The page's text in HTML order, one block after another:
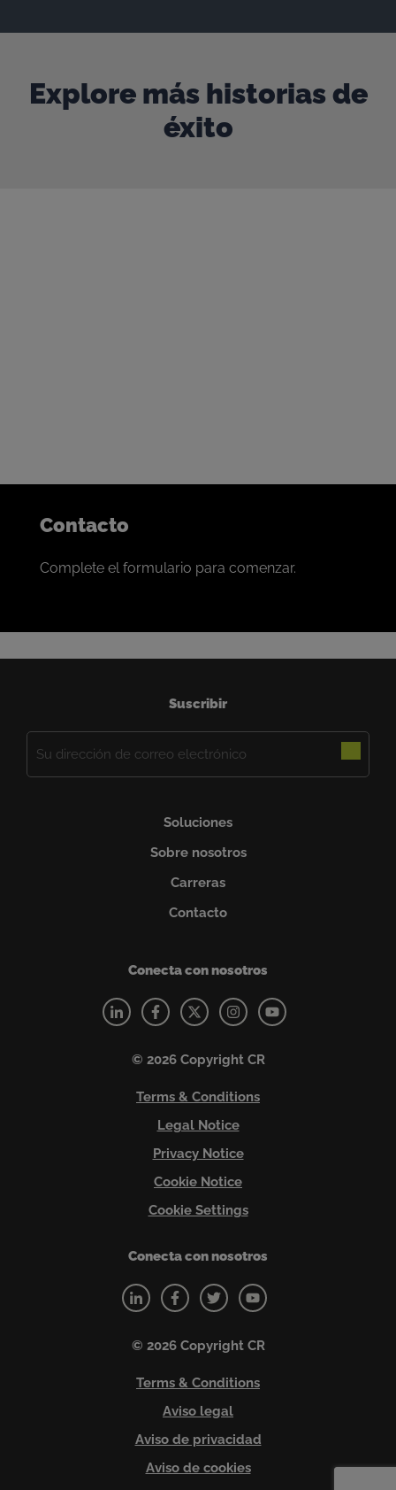
Explore más historias de
éxito
Contacto
Complete el formulario para comenzar.
Suscribir
electrónico
Soluciones
Sobre nosotros
Carreras
Contacto
Conecta con nosotros
© 2026 Copyright CR
Terms & Conditions
Legal Notice
Privacy Notice
Cookie Notice
Cookie Settings
Conecta con nosotros
© 2026 Copyright CR
Terms & Conditions
Aviso legal
Aviso de privacidad
Aviso de cookies